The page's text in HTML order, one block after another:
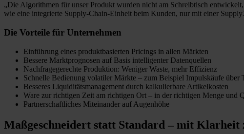
„Die Algorithmen für unser Produkt wurden nicht am Schreibtisch
wie eine integrierte Supply-Chain-Einheit beim Kunden, nur mit einer
Die Vorteile für Unternehmen
Einführung eines produktbasierten Pricings in allen Märkten
Bessere Marktprognosen auf Basis intelligenter Datenquellen
Nachfragegerechte Produktion: Weniger Waste, mehr Effizienz
Schnelle Bedienung volatiler Märkte – zum Beispiel Impulskäufe über
Besseres Liquiditätsmanagement durch kalkulierbare Artikelkosten
Ware zur richtigen Zeit am richtigen Ort – in der richtigen Menge und
Partnerschaftliches Miteinander auf Augenhöhe
Maßgeschneidert statt Standard – mit